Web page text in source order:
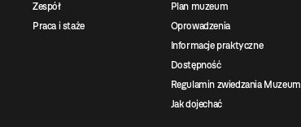
Zespół
Praca i staże
Plan muzeum
Oprowadzenia
Informacje praktyczne
Dostępność
Regulamin zwiedzania Muzeum
Jak dojechać